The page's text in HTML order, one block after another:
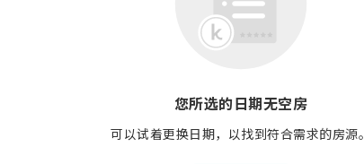
您所选的日期无空房
可以试着更换日期，以找到符合需求的房源。